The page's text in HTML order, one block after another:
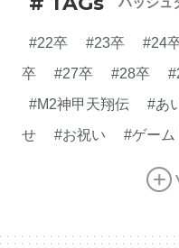
#22卒 #23卒 #24
卒
#27卒 #28卒
#M2神甲天翔伝
#あ
せ
#お祝い #ゲーム
#ゲーム開発
#シフォンめ